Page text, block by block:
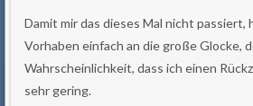
Damit mir das dieses Mal nicht passiert,
Vorhaben einfach an die große Glocke,
Wahrscheinlichkeit, dass ich einen
sehr gering.